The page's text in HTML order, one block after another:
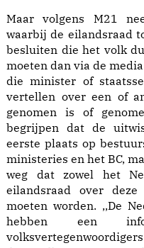
Maar volgens M21
waarbij de eilandsraad
besluiten die het volk
moeten dan via de
die minister of
vertellen over een of
genomen is of
begrijpen dat de
eerste plaats op
ministeries en het BC,
weg dat zowel het
eilandsraad over deze
moeten worden. ,,De
hebben een